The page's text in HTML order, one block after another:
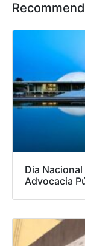
Dia
Advocacia